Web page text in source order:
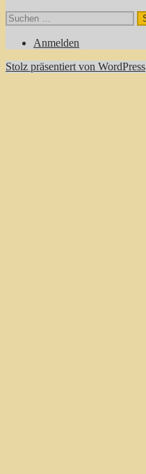
Suchen
nach:
Anmelden
Stolz präsentiert von WordPress